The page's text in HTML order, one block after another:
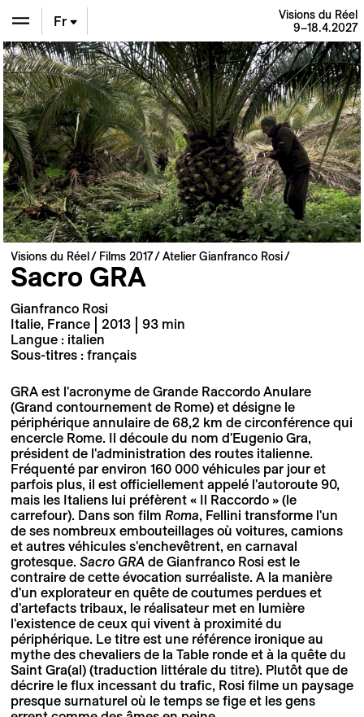
En
De
Fr
Visions du Réel
9–18.4.2027
Visions du Réel Films 2017 Atelier Gianfranco Rosi
Sacro GRA
Gianfranco Rosi
Italie, France | 2013 | 93 min
Langue : italien
Sous-titres : français
GRA est l'acronyme de Grande Raccordo Anulare
(Grand contournement de Rome) et désigne le
périphérique annulaire de 68,2 km de circonférence qui
encercle Rome. Il découle du nom d'Eugenio Gra,
président de l'administration des routes italienne.
Fréquenté par environ 160 000 véhicules par jour et
parfois plus, il est officiellement appelé l'autoroute 90,
mais les Italiens lui préfèrent « Il Raccordo » (le
carrefour). Dans son film Roma, Fellini transforme l'un
de ses nombreux embouteillages où voitures, camions
et autres véhicules s'enchevêtrent, en carnaval
grotesque. Sacro GRA de Gianfranco Rosi est le
contraire de cette évocation surréaliste. A la manière
d'un explorateur en quête de coutumes perdues et
d'artefacts tribaux, le réalisateur met en lumière
l'existence de ceux qui vivent à proximité du
périphérique. Le titre est une référence ironique au
mythe des chevaliers de la Table ronde et à la quête du
Saint Gra(al) (traduction littérale du titre). Plutôt que de
décrire le flux incessant du trafic, Rosi filme un paysage
presque surnaturel où le temps se fige et les gens